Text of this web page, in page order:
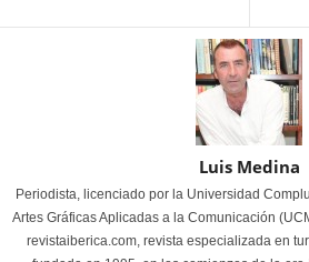
Luis Medina
Periodista, licenciado por la Universidad
Artes Gráficas Aplicadas a la Comunicación
revistaiberica.com, revista especializada en